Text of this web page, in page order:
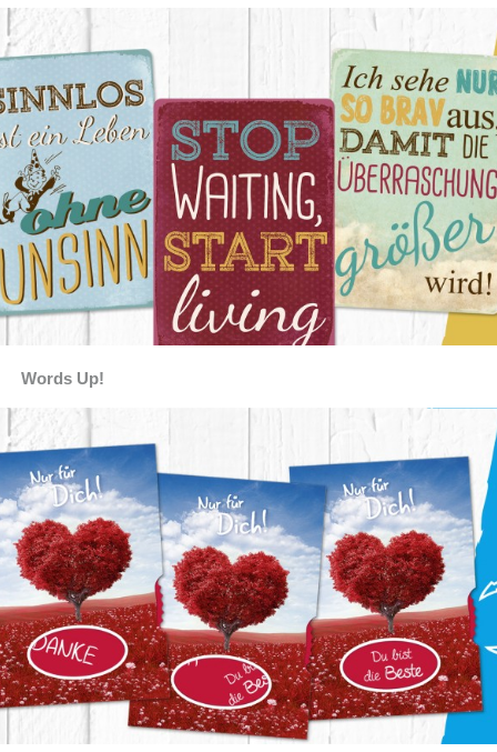
Words Up!